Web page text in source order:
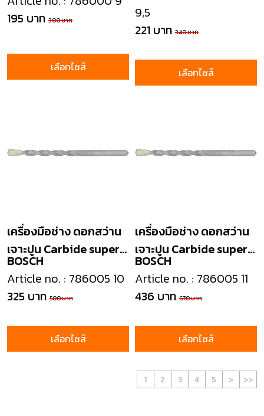
195 บาท 300 บาท
เลือกไซส์
9,5
221 บาท 340 บาท
เลือกไซส์
BOSCH
เครื่องมือช่าง ดอกสว่าน
เจาะปูน Carbide super
masonry drill
Article no. : 786005 10
325 บาท 500 บาท
เลือกไซส์
BOSCH
เครื่องมือช่าง ดอกสว่าน
เจาะปูน Carbide super
masonry drill
Article no. : 786005 11
436 บาท 670 บาท
เลือกไซส์
1 2 3 4 5 > >>